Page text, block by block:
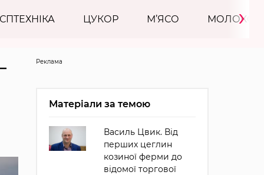
ЦУКОР М’ЯСО МОЛОКО
›
Реклама
Матеріали за темою
Василь Цвик. Від
перших цеглин
козиної ферми до
відомої торгової